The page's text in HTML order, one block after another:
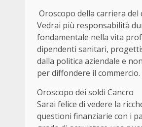
Oroscopo della carriera del
Vedrai più responsabilità
fondamentale nella vita
dipendenti sanitari,
dalla politica aziendale e
per diffondere il
Oroscopo dei soldi Cancro
Sarai felice di vedere la
questioni finanziarie con i